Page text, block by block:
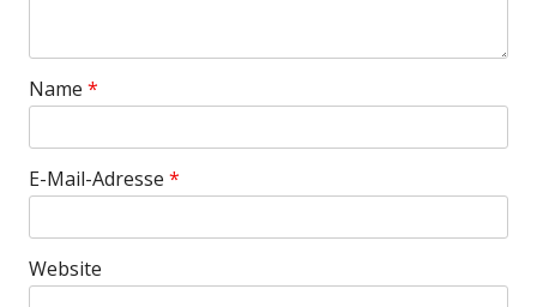
Name *
E-Mail-Adresse *
Website